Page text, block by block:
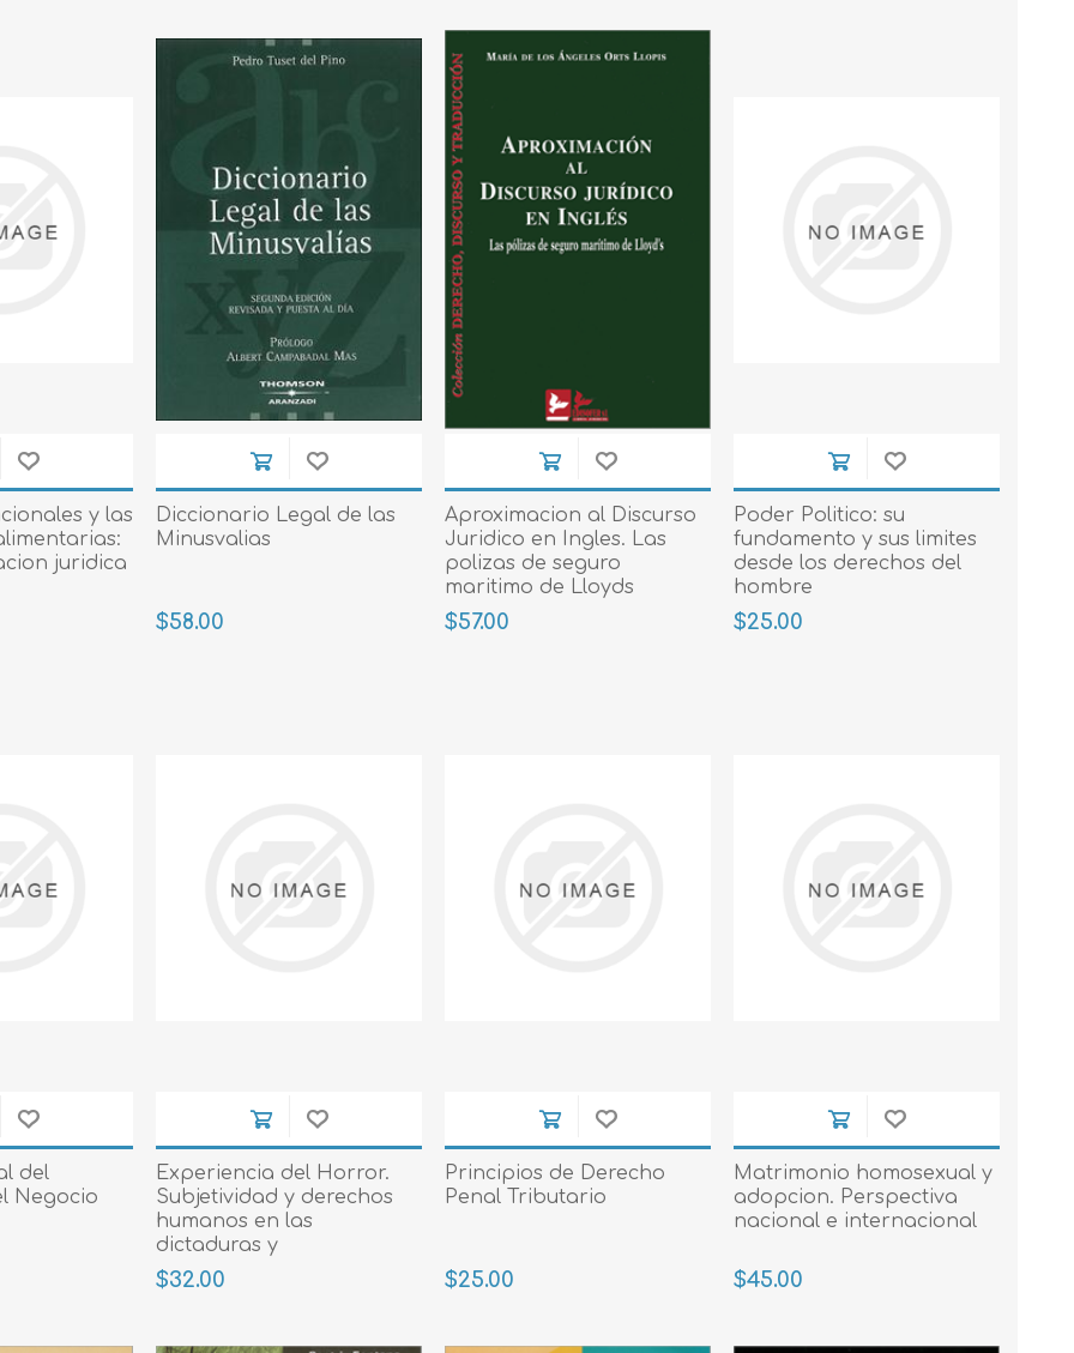
y las
juridica
Diccionario Legal de las
Minusvalias
$58.00
Aproximacion al Discurso
Juridico en Ingles. Las
polizas de seguro
maritimo de Lloyds
$57.00
Poder Politico: su
fundamento y sus limites
desde los derechos del
hombre
$25.00
del
Negocio
Experiencia del Horror.
Subjetividad y derechos
humanos en las
dictaduras y
posdictaduras
$32.00
Principios de Derecho
Penal Tributario
$25.00
Matrimonio homosexual y
adopcion. Perspectiva
nacional e internacional
$45.00